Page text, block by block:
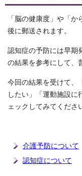
「脳の健康度」や「
後に郵送されます。
認知症の予防には早期
の結果を参考にして、
今回の結果を受けて、
したい」「運動施設に
ェックしてみてくださ
介護予防について
認知症について